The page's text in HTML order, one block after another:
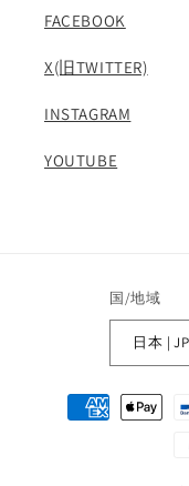
FACEBOOK
X(旧TWITTER)
INSTAGRAM
YOUTUBE
国/地域